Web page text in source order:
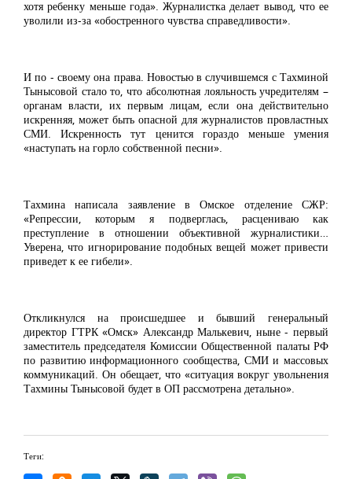
хотя ребенку меньше года». Журналистка делает вывод, что ее
уволили из-за «обостренного чувства справедливости».
И по - своему она права. Новостью в случившемся с Тахминой
Тынысовой стало то, что абсолютная лояльность учредителям –
органам власти, их первым лицам, если она действительно
искренняя, может быть опасной для журналистов провластных
СМИ. Искренность тут ценится гораздо меньше умения
«наступать на горло собственной песни».
Тахмина написала заявление в Омское отделение СЖР:
«Репрессии, которым я подверглась, расцениваю как
преступление в отношении объективной журналистики…
Уверена, что игнорирование подобных вещей может привести
приведет к ее гибели».
Откликнулся на происшедшее и бывший генеральный
директор ГТРК «Омск» Александр Малькевич, ныне - первый
заместитель председателя Комиссии Общественной палаты РФ
по развитию информационного сообщества, СМИ и массовых
коммуникаций. Он обещает, что «ситуация вокруг увольнения
Тахмины Тынысовой будет в ОП рассмотрена детально».
Теги: